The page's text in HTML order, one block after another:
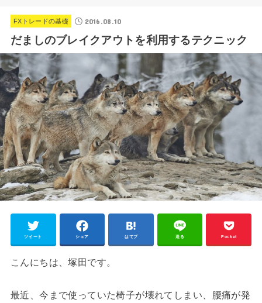
FXトレードの基礎 2016.08.10
だましのブレイクアウトを利用するテクニック
ツイート シェア はてブ 送る Pocket
こんにちは、塚田です。
最近、今まで使っていた椅子が壊れてしまい、腰痛が発